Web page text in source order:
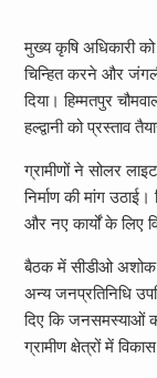
मुख्य कृषि अधिकारी
चिन्हित करने और
दिया। हिम्मतपुर
हल्द्वानी को प्रस्ताव
ग्रामीणों ने सोलर
निर्माण की मांग
और नए कार्यों के लिए
बैठक में सीडीओ अशोक
अन्य जनप्रतिनिधि
दिए कि जनसमस्याओं
ग्रामीण क्षेत्रों में